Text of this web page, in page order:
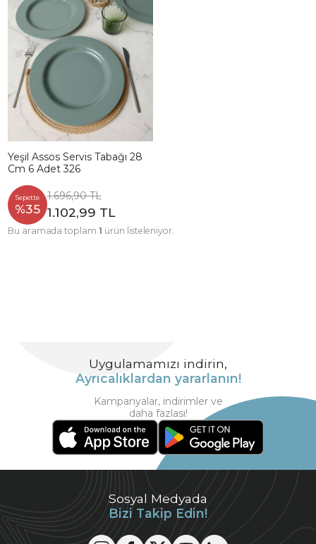
Yeşil Assos Servis Tabağı 28
Cm 6 Adet 326
Sepette
%35
1.696,90 TL
1.102,99 TL
Bu aramada toplam 1 ürün listeleniyor.
Sosyal Medyada
Bizi Takip Edin!
Uygulamamızı indirin,
Ayrıcalıklardan yararlanın!
Kampanyalar, indirimler ve
daha fazlası!